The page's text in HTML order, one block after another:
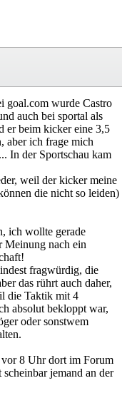
goal.com wurde Castro
auch bei sportal als
er beim kicker eine 3,5
aber ich frage mich
In der Sportschau kam
weil der kicker meine
die nicht so leiden)
ich wollte gerade
Meinung nach ein
fragwürdig, die
das rührt auch daher,
die Taktik mit 4
absolut bekloppt war,
oder sonstwem
8 Uhr dort im Forum
jemand an der